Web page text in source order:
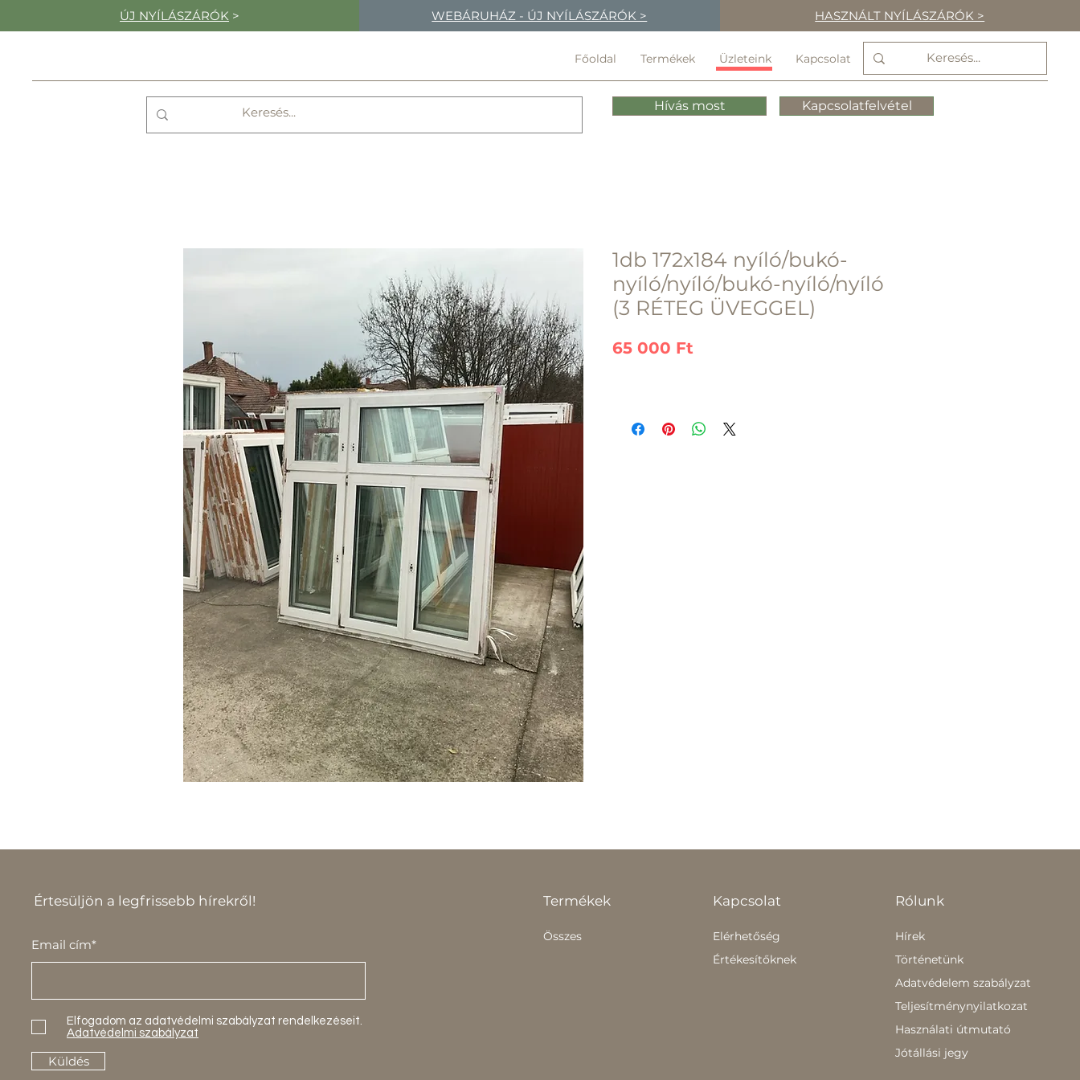
ÚJ NYÍLÁSZÁRÓK > WEBÁRUHÁZ - ÚJ NYÍLÁSZÁRÓK > HASZNÁLT NYÍLÁSZÁRÓK >
Főoldal Termékek Üzleteink Kapcsolat
Hívás most Kapcsolatfelvétel
1db 172x184 nyíló/bukó-
nyíló/nyíló/bukó-nyíló/nyíló
(3 RÉTEG ÜVEGGEL)
65 000 Ft
Értesüljön a legfrissebb hírekről!
Email cím*
Elfogadom az adatvédelmi szabályzat rendelkezéseit.
Adatvédelmi szabályzat
Küldés
Termékek
Összes
Kapcsolat
Elérhetőség
Értékesítőknek
Rólunk
Hírek
Történetünk
Adatvédelem szabályzat
Teljesítménynyilatkozat
Használati útmutató
Jótállási jegy